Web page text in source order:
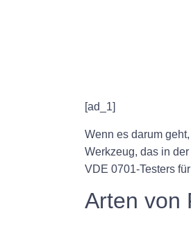
[ad_1]
Wenn es darum
Werkzeug, das in
VDE 0701-Testers
Arten von